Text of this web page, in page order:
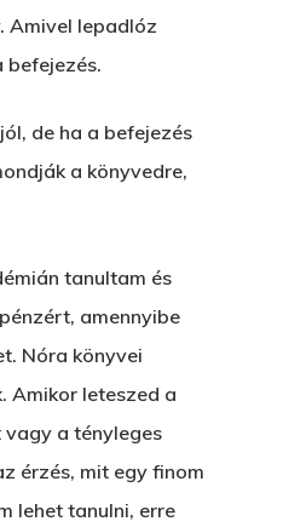
Amivel lepadlóz
befejezés.
de ha a befejezés
a könyvedre,
tanultam és
amennyibe
Nóra könyvei
Amikor leteszed a
a tényleges
érzés, mit egy finom
lehet tanulni, erre